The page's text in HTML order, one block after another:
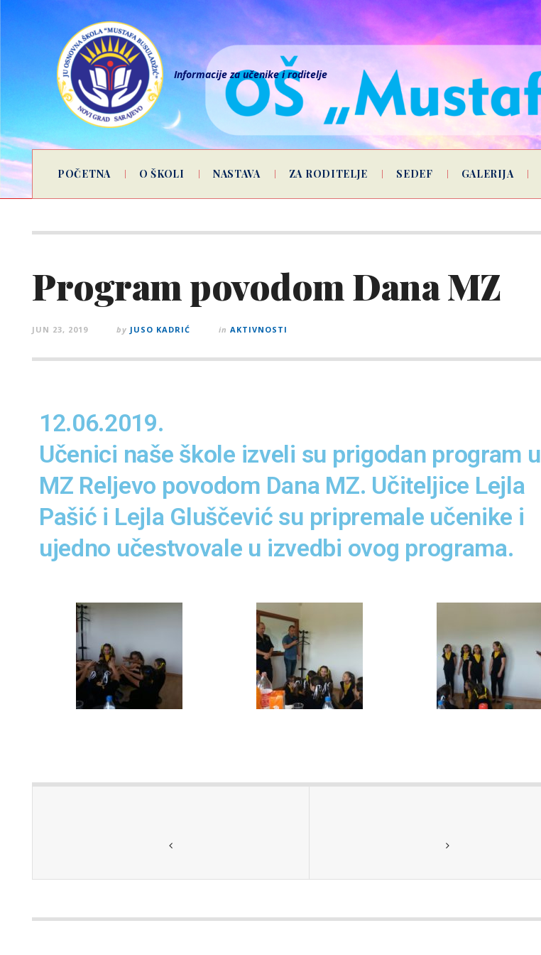
Informacije za učenike i roditelje
POČETNA O ŠKOLI NASTAVA ZA RODITELJE SEDEF GALERIJA
Program povodom Dana MZ
JUN 23, 2019 by JUSO KADRIĆ in AKTIVNOSTI
12.06.2019.
Učenici naše škole izveli su prigodan program u
MZ Reljevo povodom Dana MZ. Učiteljice Lejla
Pašić i Lejla Gluščević su pripremale učenike i
ujedno učestvovale u izvedbi ovog programa.